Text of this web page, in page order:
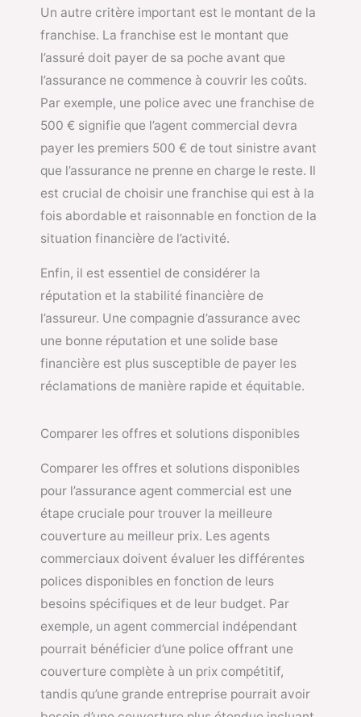
Un autre critère important est le montant de la
franchise. La franchise est le montant que
l’assuré doit payer de sa poche avant que
l’assurance ne commence à couvrir les coûts.
Par exemple, une police avec une franchise de
500 € signifie que l’agent commercial devra
payer les premiers 500 € de tout sinistre avant
que l’assurance ne prenne en charge le reste. Il
est crucial de choisir une franchise qui est à la
fois abordable et raisonnable en fonction de la
situation financière de l’activité.
Enfin, il est essentiel de considérer la
réputation et la stabilité financière de
l’assureur. Une compagnie d’assurance avec
une bonne réputation et une solide base
financière est plus susceptible de payer les
réclamations de manière rapide et équitable.
Comparer les offres et solutions disponibles
Comparer les offres et solutions disponibles
pour l’assurance agent commercial est une
étape cruciale pour trouver la meilleure
couverture au meilleur prix. Les agents
commerciaux doivent évaluer les différentes
polices disponibles en fonction de leurs
besoins spécifiques et de leur budget. Par
exemple, un agent commercial indépendant
pourrait bénéficier d’une police offrant une
couverture complète à un prix compétitif,
tandis qu’une grande entreprise pourrait avoir